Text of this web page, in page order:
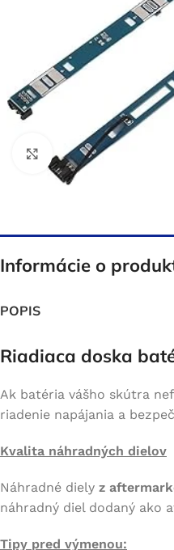
Click to enlarge
Informácie o
POPIS
Riadiaca doska
Ak batéria vášho skútra
riadenie napájania a
Kvalita náhradných dielov
Náhradné diely z
náhradný diel dodaný ako
Tipy pred výmenou: